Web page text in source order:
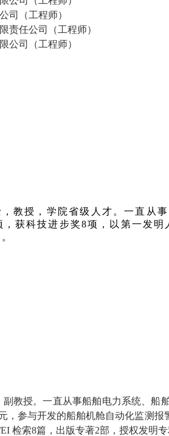
司（工程师）
责任公司（工程师）
公司（工程师）
教授，学院省级人才。一直从
获科技进步奖8项，以第一发
教授。一直从事船舶电力系统、船
，参与开发的船舶机舱自动化监测
检索8篇，出版专著2部，授权发明